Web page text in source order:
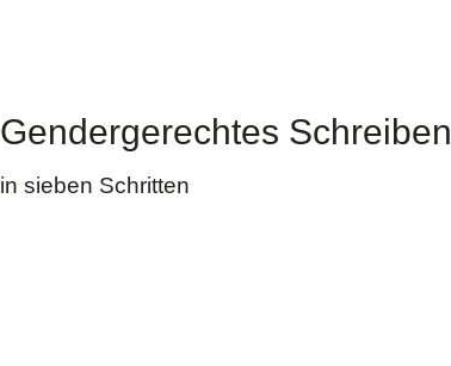
Gendergerechtes Schreiben
in sieben Schritten